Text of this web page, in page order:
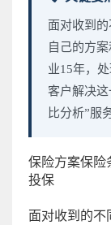
面对收到
自己的方
业15年，
客户解决
比分析”服
保险方案保险
投保
面对收到的不